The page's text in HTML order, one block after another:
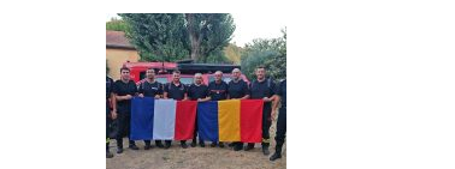
Franța. Au intervenit la
incendii de vegetație și
pădure